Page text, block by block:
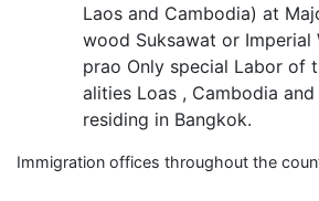
Laos and Cam­bo­dia) at
wood Suk­sawat or
prao Only spe­cial Labor of
al­i­ties Loas , Cam­bo­dia
resid­ing in Bangkok.
Immi­gra­tion offices through­out the